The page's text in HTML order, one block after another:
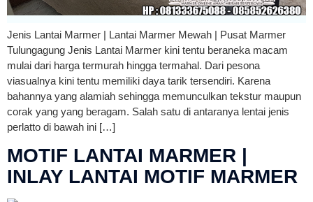
Jenis Lantai Marmer | Lantai Marmer Mewah | Pusat Marmer
Tulungagung Jenis Lantai Marmer kini tentu beraneka macam
mulai dari harga termurah hingga termahal. Dari pesona
viasualnya kini tentu memiliki daya tarik tersendiri. Karena
bahannya yang alamiah sehingga memunculkan tekstur maupun
corak yang yang beragam. Salah satu di antaranya lentai jenis
perlatto di bawah ini […]
MOTIF LANTAI MARMER |
INLAY LANTAI MOTIF MARMER